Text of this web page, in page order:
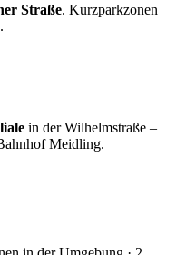
Straße. Kurzparkzonen
in der Wilhelmstraße –
Meidling.